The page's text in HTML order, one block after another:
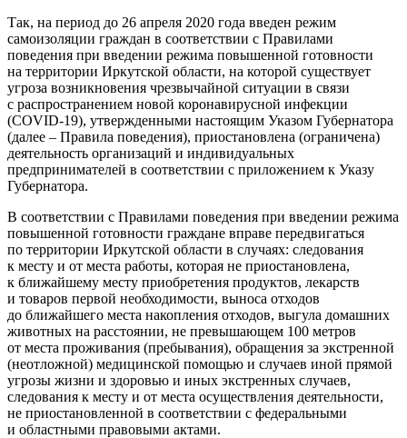
Так, на период до 26 апреля 2020 года введен режим
самоизоляции граждан в соответствии с Правилами
поведения при введении режима повышенной готовности
на территории Иркутской области, на которой существует
угроза возникновения чрезвычайной ситуации в связи
с распространением новой коронавирусной инфекции
(COVID-19), утвержденными настоящим Указом Губернатора
(далее – Правила поведения), приостановлена (ограничена)
деятельность организаций и индивидуальных
предпринимателей в соответствии с приложением к Указу
Губернатора.
В соответствии с Правилами поведения при введении режима
повышенной готовности граждане вправе передвигаться
по территории Иркутской области в случаях: следования
к месту и от места работы, которая не приостановлена,
к ближайшему месту приобретения продуктов, лекарств
и товаров первой необходимости, выноса отходов
до ближайшего места накопления отходов, выгула домашних
животных на расстоянии, не превышающем 100 метров
от места проживания (пребывания), обращения за экстренной
(неотложной) медицинской помощью и случаев иной прямой
угрозы жизни и здоровью и иных экстренных случаев,
следования к месту и от места осуществления деятельности,
не приостановленной в соответствии с федеральными
и областными правовыми актами.